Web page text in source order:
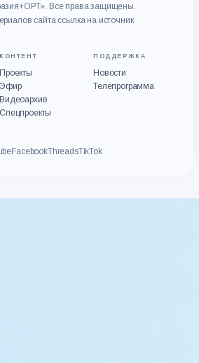
Все права защищены.
сайта ссылка на источник
КОНТЕНТ
Проекты
Эфир
Видеоархив
Спецпроекты
ПОДДЕРЖКА
Новости
Телепрограмма
FacebookThreadsTikTok